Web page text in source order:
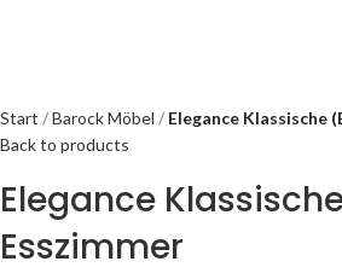
Start Barock Möbel
Elegance Klassische
Back to products
Elegance
Esszimmer